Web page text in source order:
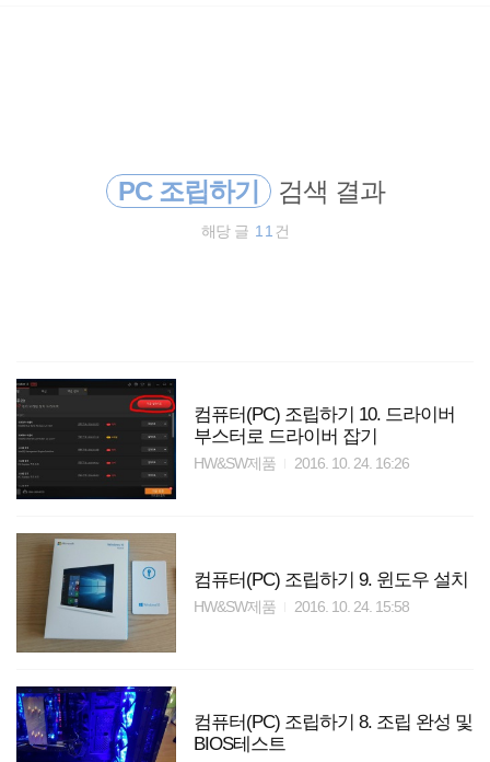
PC 조립하기 검색 결과
해당 글 11 건
컴퓨터(PC) 조립하기 10. 드라이버
부스터로 드라이버 잡기
HW&SW제품 2016. 10. 24. 16:26
컴퓨터(PC) 조립하기 9. 윈도우 설치
HW&SW제품 2016. 10. 24. 15:58
컴퓨터(PC) 조립하기 8. 조립 완성 및
BIOS테스트